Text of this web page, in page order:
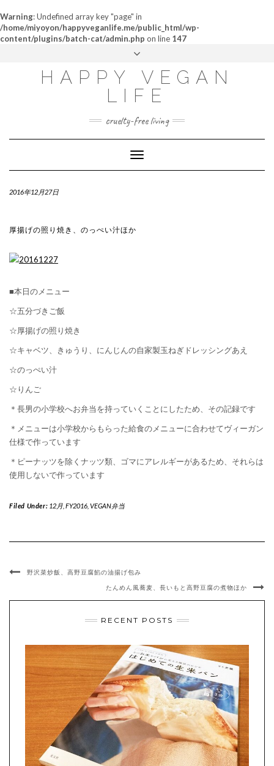
Warning: Undefined array key "page" in
/home/miyoyon/happyveganlife.me/public_html/wp-
content/plugins/batch-cat/admin.php on line 147
ABOUT
MY STORY
CONTACT
HAPPY VEGAN
LIFE
cruelty-free living
Toggle
Navigation
2016年12月27日
厚揚げの照り焼き、のっぺい汁ほか
■本日のメニュー
☆五分づきご飯
☆厚揚げの照り焼き
☆キャベツ、きゅうり、にんじんの自家製玉ねぎドレッシングあえ
☆のっぺい汁
☆りんご
＊長男の小学校へお弁当を持っていくことにしたため、その記録です
＊メニューは小学校からもらった給食のメニューに合わせてヴィーガン
仕様で作っています
＊ピーナッツを除くナッツ類、ゴマにアレルギーがあるため、それらは
使用しないで作っています
Filed Under: 12月, FY2016, VEGAN弁当
野沢菜炒飯、高野豆腐餡の油揚げ包み
たんめん風蕎麦、長いもと高野豆腐の煮物ほか
RECENT POSTS